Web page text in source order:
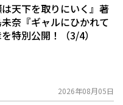
は天下を取りにいく』著
奈『ギャルにひかれて
特別公開！（3/4）
2026年08月05日